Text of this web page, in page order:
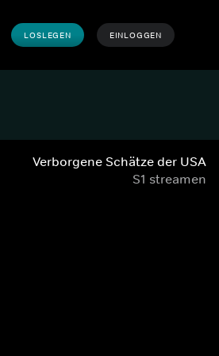
LOSLEGEN EINLOGGEN
Verborgene Schätze der USA
S1 streamen